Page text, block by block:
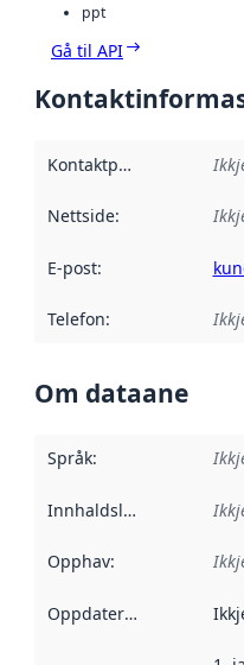
ppt
Gå til API
Kontaktpunkt
Nettside:
E-post:
Telefon:
Om dataane
Språk:
Innhaldsleverandørar :
Opphav:
Oppdateringsfrekvens :